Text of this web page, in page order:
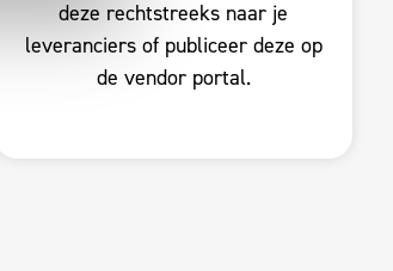
deze rechtstreeks naar je
leveranciers of publiceer deze op
de vendor portal.